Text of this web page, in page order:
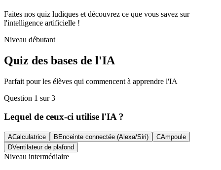
Faites nos quiz ludiques et découvrez ce que vous savez sur
l'intelligence artificielle !
Niveau débutant
Quiz des bases de l'IA
Parfait pour les élèves qui commencent à apprendre l'IA
Question 1 sur 3
Lequel de ceux-ci utilise l'IA ?
ACalculatrice B Enceinte connectée (Alexa/Siri) CAmpoule
DVentilateur de plafond
Niveau intermédiaire